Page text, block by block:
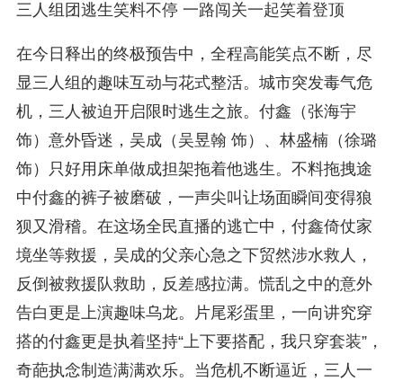
三人组团逃生笑料不停 一路闯关一起笑着登顶
在今日释出的终极预告中，全程高能笑点不断，尽
显三人组的趣味互动与花式整活。城市突发毒气危
机，三人被迫开启限时逃生之旅。付鑫（张海宇
饰）意外昏迷，吴成（吴昱翰 饰）、林盛楠（徐璐
饰）只好用床单做成担架拖着他逃生。不料拖拽途
中付鑫的裤子被磨破，一声尖叫让场面瞬间变得狼
狈又滑稽。在这场全民直播的逃亡中，付鑫倚仗家
境坐等救援，吴成的父亲心急之下贸然涉水救人，
反倒被救援队救助，反差感拉满。慌乱之中的意外
告白更是上演趣味乌龙。片尾彩蛋里，一向讲究穿
搭的付鑫更是执着坚持“上下要搭配，我只穿套装”，
奇葩执念制造满满欢乐。当危机不断逼近，三人一